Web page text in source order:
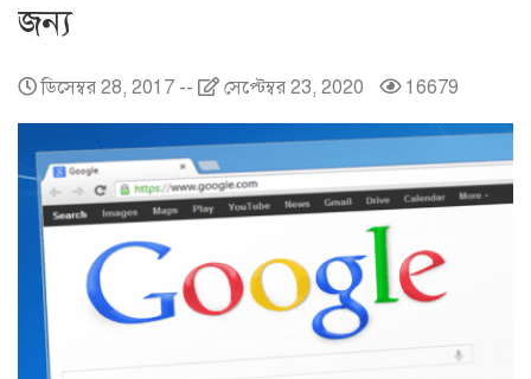
জন্য
ডিসেম্বর 28, 2017 -- সেপ্টেম্বর 23, 2020 16679